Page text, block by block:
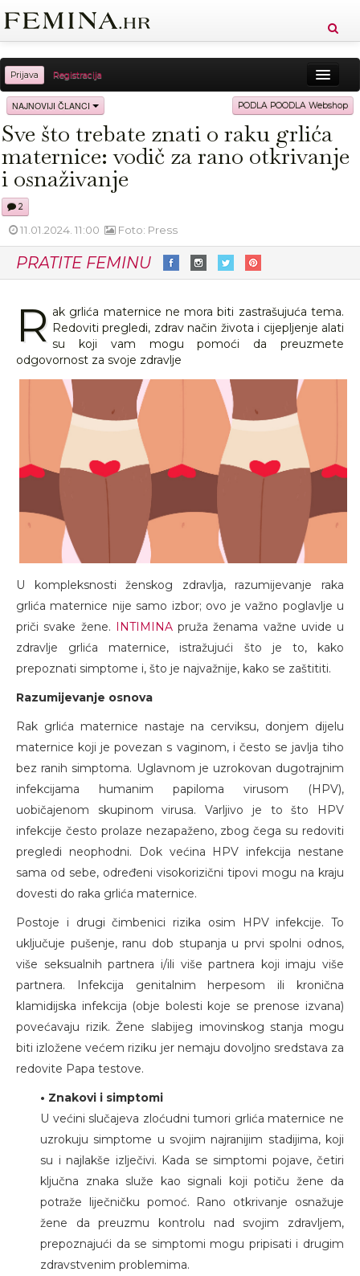
Prijava Registracija
Sreća Zdravlje Vitkost
Moda Ljubav Relax Putovanja Recepti
Proizvodi
NAJNOVIJI ČLANCI PODLA POODLA Webshop
Sve što trebate znati o raku grlića
maternice: vodič za rano otkrivanje
i osnaživanje
2
11.01.2024. 11:00 Foto: Press
PRATITE FEMINU
R ak grlića maternice ne mora biti zastrašujuća tema.
Redoviti pregledi, zdrav način života i cijepljenje alati
su koji vam mogu pomoći da preuzmete
odgovornost za svoje zdravlje
U kompleksnosti ženskog zdravlja, razumijevanje raka
grlića maternice nije samo izbor; ovo je važno poglavlje u
priči svake žene. INTIMINApruža ženama važne uvide u
zdravlje grlića maternice, istražujući što je to, kako
prepoznati simptome i, što je najvažnije, kako se zaštititi.
Razumijevanje osnova
Rak grlića maternice nastaje na cerviksu, donjem dijelu
maternice koji je povezan s vaginom, i često se javlja tiho
bez ranih simptoma. Uglavnom je uzrokovan dugotrajnim
infekcijama humanim papiloma virusom (HPV),
uobičajenom skupinom virusa. Varljivo je to što HPV
infekcije često prolaze nezapaženo, zbog čega su redoviti
pregledi neophodni. Dok većina HPV infekcija nestane
sama od sebe, određeni visokorizični tipovi mogu na kraju
dovesti do raka grlića maternice.
Postoje i drugi čimbenici rizika osim HPV infekcije. To
uključuje pušenje, ranu dob stupanja u prvi spolni odnos,
više seksualnih partnera i/ili više partnera koji imaju više
partnera. Infekcija genitalnim herpesom ili kronična
klamidijska infekcija (obje bolesti koje se prenose izvana)
povećavaju rizik. Žene slabijeg imovinskog stanja mogu
biti izložene većem riziku jer nemaju dovoljno sredstava za
redovite Papa testove.
• Znakovi i simptomi
U većini slučajeva zloćudni tumori grlića maternice ne
uzrokuju simptome u svojim najranijim stadijima, koji
su i najlakše izlječivi. Kada se simptomi pojave, četiri
ključna znaka služe kao signali koji potiču žene da
potraže liječničku pomoć. Rano otkrivanje osnažuje
žene da preuzmu kontrolu nad svojim zdravljem,
prepoznajući da se simptomi mogu pripisati i drugim
zdravstvenim problemima.